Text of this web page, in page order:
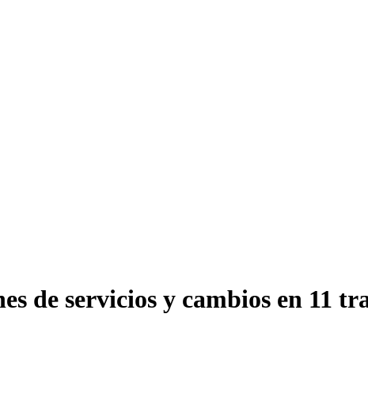
de servicios y cambios en 11